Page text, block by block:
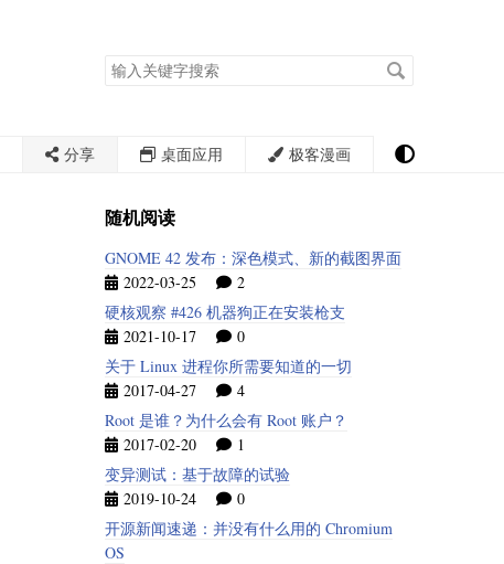
搜
索
分享 桌面应用 极客漫画
随机阅读
GNOME 42 发布：深色模式、新的截图界面
2022-03-25
2
硬核观察 #426 机器狗正在安装枪支
2021-10-17
0
关于 Linux 进程你所需要知道的一切
2017-04-27
4
Root 是谁？为什么会有 Root 账户？
2017-02-20
1
变异测试：基于故障的试验
2019-10-24
0
开源新闻速递：并没有什么用的 Chromium
OS